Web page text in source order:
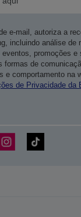
e-mail, autoriza a
incluindo análise de
promoções
formas de
e comportamento na
de Privacidade da